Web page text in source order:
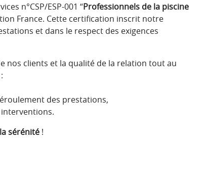
n°CSP/ESP-001 “Professionnels de la piscine
France. Cette certification inscrit notre
et dans le respect des exigences
nos clients et la qualité de la relation tout au
des prestations,
sérénité !